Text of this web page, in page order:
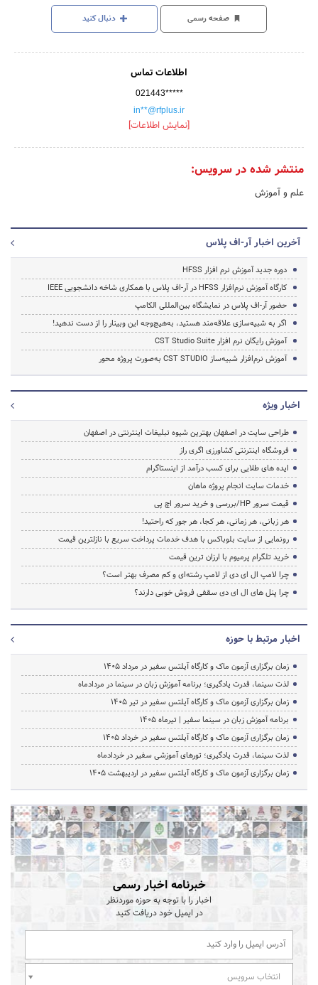
صفحه رسمی دنبال کنید
اطلاعات تماس
021443*****
in**@rfplus.ir
[نمایش اطلاعات]
منتشر شده در سرویس:
علم و آموزش
آخرین اخبار آر-اف پلاس
دوره جدید آموزش نرم افزار HFSS
کارگاه آموزش نرم‌افزار HFSS در آر-اف پلاس با همکاری شاخه دانشجویی IEEE
حضور آر-اف پلاس در نمایشگاه بین‌المللی الکامپ
اگر به شبیه‌سازی علاقه‌مند هستید، به‌هیچ‌وجه این وبینار را از دست ندهید!
آموزش رایگان نرم افزار CST Studio Suite
آموزش نرم‌افزار شبیه‌ساز CST STUDIO به‌صورت پروژه محور
اخبار ویژه
طراحی سایت در اصفهان بهترین شیوه تبلیغات اینترنتی در اصفهان
فروشگاه اینترنتی کشاورزی اگری راز
ایده های طلایی برای کسب درآمد از اینستاگرام
خدمات سایت انجام پروژه ماهان
قیمت سرور HP/بررسی و خرید سرور اچ پی
هر زبانی، هر زمانی، هر کجا، هر جور که راحتید!
رونمایی از سایت بلوباکس با هدف خدمات پرداخت سریع با نازلترین قیمت
خرید تلگرام پرمیوم با ارزان ترین قیمت
چرا لامپ ال ای دی از لامپ رشته‌ای و کم مصرف بهتر است؟
چرا پنل های ال ای دی سقفی فروش خوبی دارند؟
اخبار مرتبط با حوزه
زمان برگزاری آزمون ماک و کارگاه آیلتس سفیر در مرداد 1405
لذت سینما، قدرت یادگیری؛ برنامه آموزش زبان در سینما در مردادماه
زمان برگزاری آزمون ماک و کارگاه آیلتس سفیر در تیر 1405
برنامه آموزش زبان در سینما سفیر | تیرماه ۱۴۰۵
زمان برگزاری آزمون ماک و کارگاه آیلتس سفیر در خرداد 1405
لذت سینما، قدرت یادگیری؛ تورهای آموزشی سفیر در خردادماه
زمان برگزاری آزمون ماک و کارگاه آیلتس سفیر در اردیبهشت 1405
خبرنامه اخبار رسمی
اخبار را با توجه به حوزه موردنظر
در ایمیل خود دریافت کنید
انتخاب سرویس